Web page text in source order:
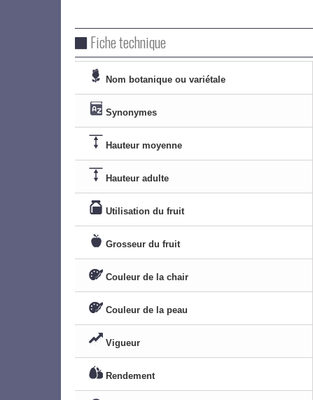
Fiche technique
Nom botanique ou variétale
Synonymes
Hauteur moyenne
Hauteur adulte
Utilisation du fruit
Grosseur du fruit
Couleur de la chair
Couleur de la peau
Vigueur
Rendement